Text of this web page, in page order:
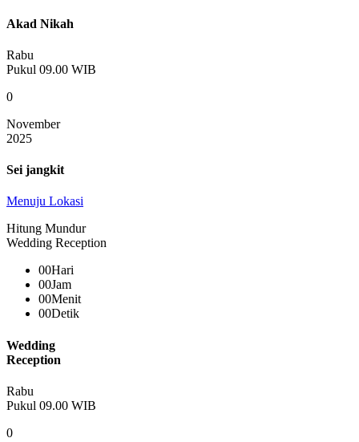
Akad Nikah
Rabu
Pukul 09.00 WIB
0
November
2025
Sei jangkit
Menuju Lokasi
Hitung Mundur
Wedding Reception
00Hari
00Jam
00Menit
00Detik
Wedding
Reception
Rabu
Pukul 09.00 WIB
0